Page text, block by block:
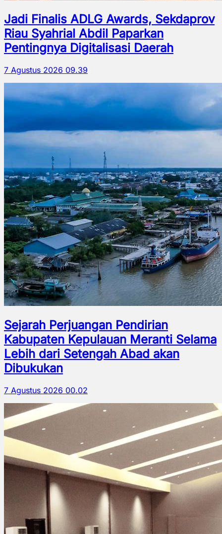
Jadi Finalis ADLG Awards, Sekdaprov
Riau Syahrial Abdil Paparkan
Pentingnya Digitalisasi Daerah
7 Agustus 2026 09.39
Sejarah Perjuangan Pendirian
Kabupaten Kepulauan Meranti Selama
Lebih dari Setengah Abad akan
Dibukukan
7 Agustus 2026 00.02